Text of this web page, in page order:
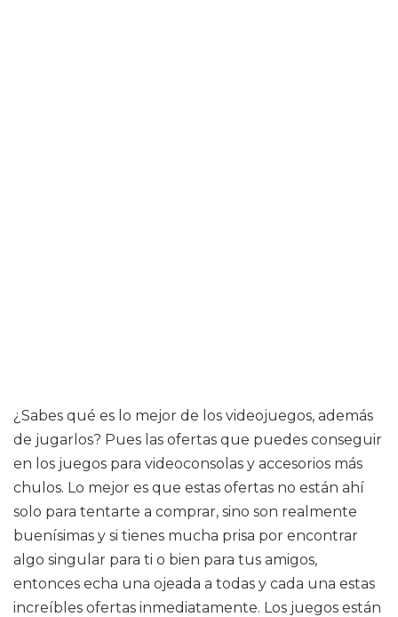
¿Sabes qué es lo mejor de los videojuegos, además
de jugarlos? Pues las ofertas que puedes conseguir
en los juegos para videoconsolas y accesorios más
chulos. Lo mejor es que estas ofertas no están ahí
solo para tentarte a comprar, sino son realmente
buenísimas y si tienes mucha prisa por encontrar
algo singular para ti o bien para tus amigos,
entonces echa una ojeada a todas y cada una estas
increíbles ofertas inmediatamente. Los juegos están